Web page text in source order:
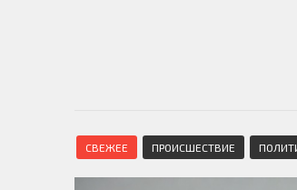
СВЕЖЕЕ ПРОИСШЕСТВИЕ